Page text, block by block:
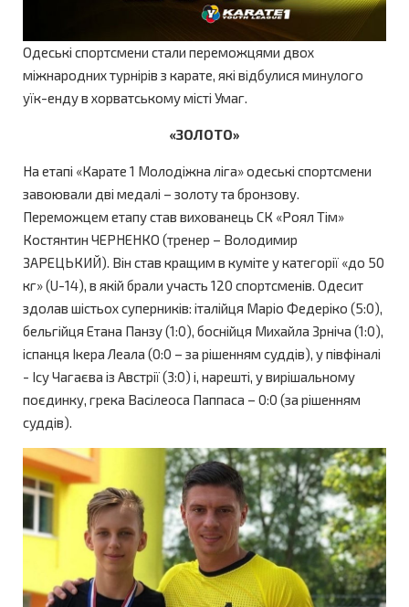
Одеські спортсмени стали переможцями двох
міжнародних турнірів з карате, які відбулися минулого
уїк-енду в хорватському місті Умаг.
«ЗОЛОТО»
На етапі «Карате 1 Молодіжна ліга» одеські спортсмени
завоювали дві медалі – золоту та бронзову.
Переможцем етапу став вихованець СК «Роял Тім»
Костянтин ЧЕРНЕНКО (тренер – Володимир
ЗАРЕЦЬКИЙ). Він став кращим в куміте у категорії «до 50
кг» (U-14), в якій брали участь 120 спортсменів. Одесит
здолав шістьох суперників: італійця Маріо Федеріко (5:0),
бельгійця Етана Панзу (1:0), боснійця Михайла Зрніча (1:0),
іспанця Ікера Леала (0:0 – за рішенням суддів), у півфіналі
- Ісу Чагаєва із Австрії (3:0) і, нарешті, у вирішальному
поєдинку, грека Васілеоса Паппаса – 0:0 (за рішенням
суддів).